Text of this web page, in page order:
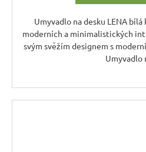
Umyvadlo na desku LENA
moderních a minimalistických
svým svěžím designem s
Umyvadlo